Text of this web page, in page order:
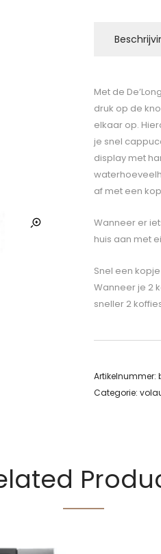
Met de
druk op de
elkaar op.
je snel
display met
af met een
Wanneer er
huis aan met
Snel een
Wanneer je 2
sneller 2
Artikelnummer:
Categorie: